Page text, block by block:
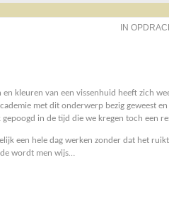
IN
kleuren van een vissenhuid heeft zich
met dit onderwerp bezig geweest
in de tijd die we kregen toch een
een hele dag werken zonder dat het
wordt men wijs…